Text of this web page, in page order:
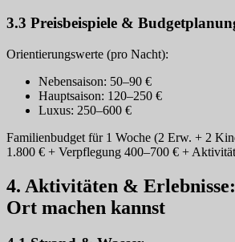
3.3 Preisbeispiele &
Orientierungswerte (pro Nacht):
Nebensaison: 50–90 €
Hauptsaison: 120–250 €
Luxus: 250–600 €
Familienbudget für 1 Woche (2 Erw. + 2
1.800 € + Verpflegung 400–700 € +
4. Aktivitäten &
Ort machen kannst